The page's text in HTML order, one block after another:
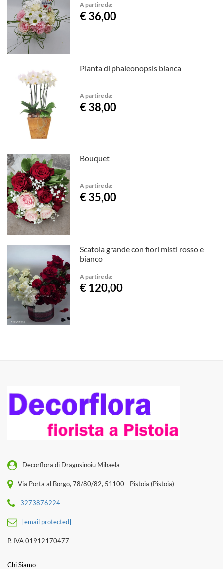
A partire da:
€ 36,00
Pianta di phaleonopsis bianca
A partire da:
€ 38,00
Bouquet
A partire da:
€ 35,00
Scatola grande con fiori misti rosso e
bianco
A partire da:
€ 120,00
Decorflora di Dragusinoiu Mihaela
Via Porta al Borgo, 78/80/82, 51100 - Pistoia (Pistoia)
3273876224
[email protected]
P. IVA 01912170477
Chi Siamo